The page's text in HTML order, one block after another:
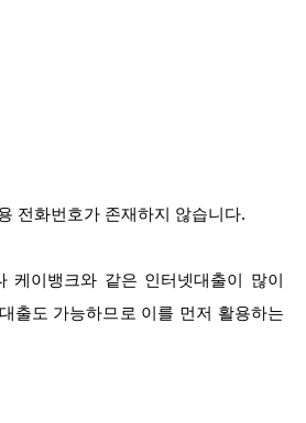
전화번호가 존재하지 않습니다.
케이뱅크와 같은 인터넷대출이 많이
출도 가능하므로 이를 먼저 활용하는